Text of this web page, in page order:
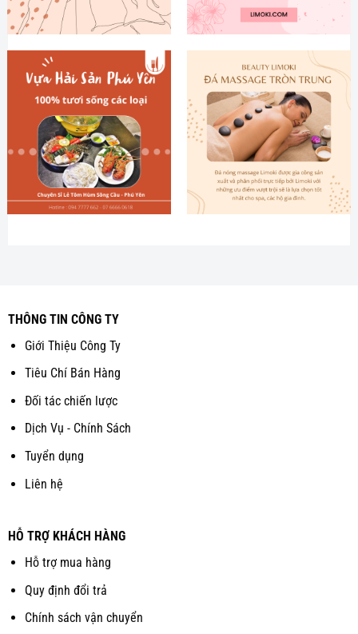
THÔNG TIN CÔNG TY
Giới Thiệu Công Ty
Tiêu Chí Bán Hàng
Đối tác chiến lược
Dịch Vụ - Chính Sách
Tuyển dụng
Liên hệ
HỖ TRỢ KHÁCH HÀNG
Hỗ trợ mua hàng
Quy định đổi trả
Chính sách vận chuyển